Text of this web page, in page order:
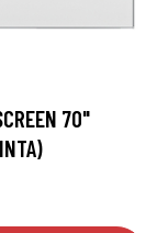
70"